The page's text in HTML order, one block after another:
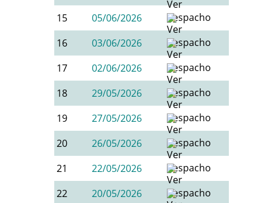
15
05/06/2026
16
03/06/2026
17
02/06/2026
18
29/05/2026
19
27/05/2026
20
26/05/2026
21
22/05/2026
22
20/05/2026